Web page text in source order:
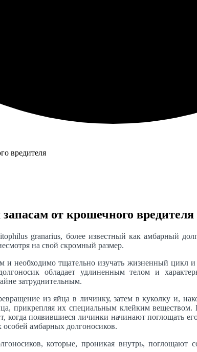
от крошечного вредителя
granarius, более известный как амбарный
на свой скромный размер.
необходимо тщательно изучать жизненный цикл
обладает удлиненным телом и
затруднительным.
из яйца в личинку, затем в куколку и,
прикрепляя их специальным клейким веществом.
когда появившиеся личинки начинают поглощать
амбарных долгоносиков.
которые, проникая внутрь,